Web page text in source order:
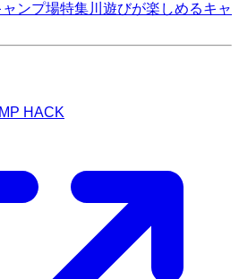
ンプ場特集川遊びが楽しめるキャ
HACK